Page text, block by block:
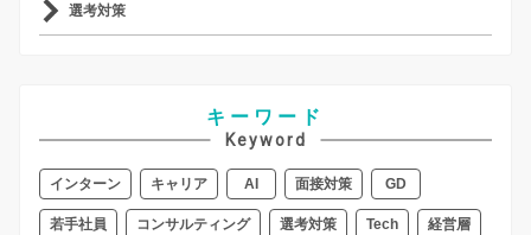
選考対策
キーワード
Keyword
インターン キャリア AI 面接対策 GD
若手社員 コンサルティング 選考対策 Tech 経営層